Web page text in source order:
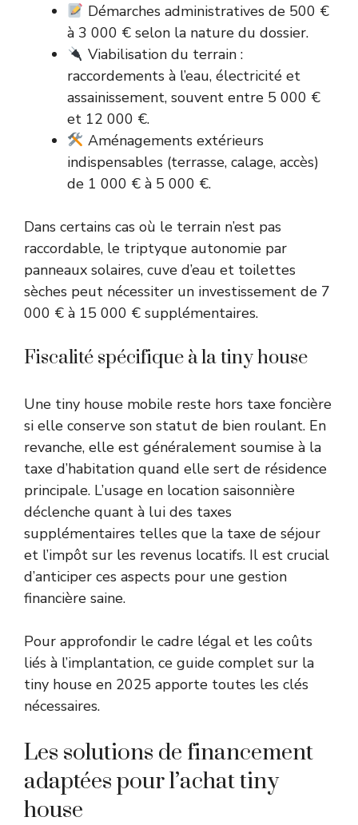
Démarches administratives de 500 €
à 3 000 € selon la nature du dossier.
Viabilisation du terrain :
raccordements à l’eau, électricité et
assainissement, souvent entre 5 000 €
et 12 000 €.
Aménagements extérieurs
indispensables (terrasse, calage, accès)
de 1 000 € à 5 000 €.
Dans certains cas où le terrain n’est pas
raccordable, le triptyque autonomie par
panneaux solaires, cuve d’eau et toilettes
sèches peut nécessiter un investissement de 7
000 € à 15 000 € supplémentaires.
Fiscalité spécifique à la tiny house
Une tiny house mobile reste hors taxe foncière
si elle conserve son statut de bien roulant. En
revanche, elle est généralement soumise à la
taxe d’habitation quand elle sert de résidence
principale. L’usage en location saisonnière
déclenche quant à lui des taxes
supplémentaires telles que la taxe de séjour
et l’impôt sur les revenus locatifs. Il est crucial
d’anticiper ces aspects pour une gestion
financière saine.
Pour approfondir le cadre légal et les coûts
liés à l’implantation, ce guide complet sur la
tiny house en 2025 apporte toutes les clés
nécessaires.
Les solutions de financement
adaptées pour l’achat tiny
house